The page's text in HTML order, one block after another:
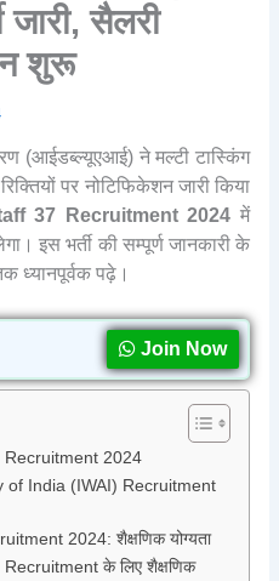
जारी, सैलरी
शुरू
(आईडब्ल्यूएआई) ने मल्टी टास्किंग
पर नोटिफिकेशन जारी किया
37 Recruitment 2024 में
इस भर्ती की सम्पूर्ण जानकारी के
ध्यानपूर्वक पढ़े।
Join Now
Recruitment 2024
of India (IWAI) Recruitment
2024: शैक्षणिक योग्यता
के लिए शैक्षणिक